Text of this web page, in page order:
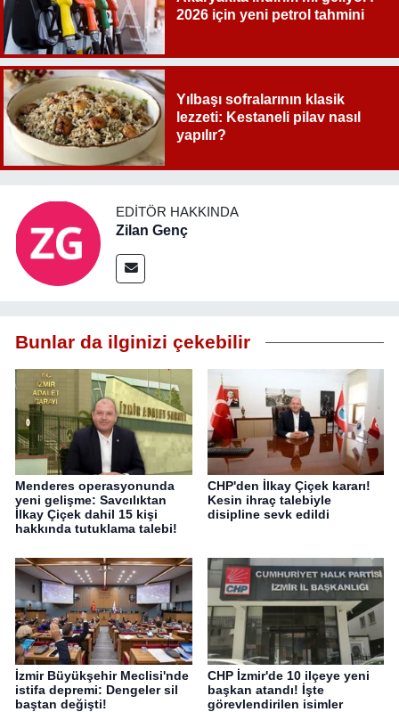
2026 için yeni petrol tahmini
Yılbaşı sofralarının klasik
lezzeti: Kestaneli pilav nasıl
yapılır?
EDITÖR HAKKINDA
Zilan Genç
Bunlar da ilginizi çekebilir
Menderes operasyonunda
yeni gelişme: Savcılıktan
İlkay Çiçek dahil 15 kişi
hakkında tutuklama talebi!
CHP'den İlkay Çiçek kararı!
Kesin ihraç talebiyle
disipline sevk edildi
İzmir Büyükşehir Meclisi'nde
istifa depremi: Dengeler sil
baştan değişti!
CHP İzmir'de 10 ilçeye yeni
başkan atandı! İşte
görevlendirilen isimler